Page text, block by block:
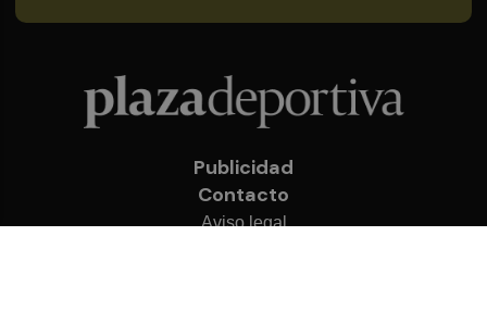
Publicidad
Contacto
Aviso legal